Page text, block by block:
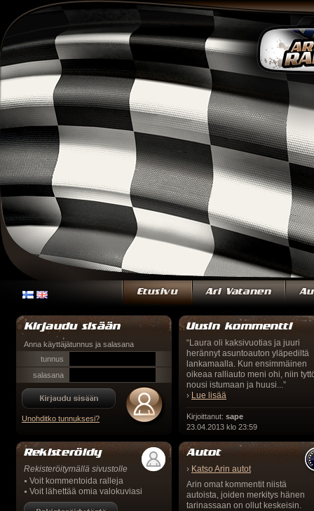
Anna käyttäjätunnus ja salasana
tunnus
salasana
Unohditko tunnuksesi?
“Laura oli kaksivuotias ja juuri
herännyt asuntoauton yläpediltä
lankamaalla. Kun ensimmäinen
oikeaa ralliauto meni ohi, niin
nousi istumaan ja huusi...”
› Lue lisää
Kirjoittanut: sape
23.04.2013 klo 23:59
Rekisteröitymällä sivustolle
Voit kommentoida ralleja
Voit lähettää omia valokuviasi
› Katso Arin autot
Arin omat kommentit niistä
autoista, joiden merkitys hänen
tarinassaan on ollut keskeisin.